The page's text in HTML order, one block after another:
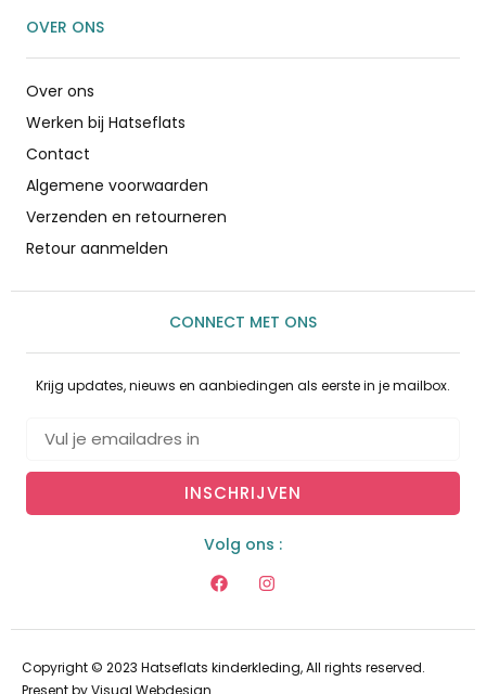
OVER ONS
Over ons
Werken bij Hatseflats
Contact
Algemene voorwaarden
Verzenden en retourneren
Retour aanmelden
CONNECT MET ONS
Krijg updates, nieuws en aanbiedingen als eerste in je mailbox.
INSCHRIJVEN
Volg ons :
Copyright © 2023 Hatseflats kinderkleding, All rights reserved.
Present byVisual Webdesign